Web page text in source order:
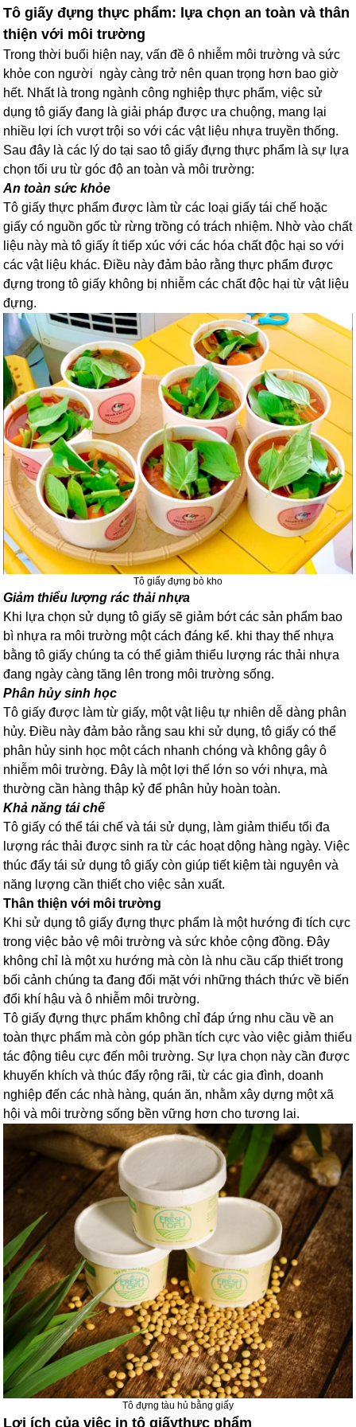
Tô giấy đựng thực phẩm: lựa chọn an toàn và thân
thiện với môi trường
Trong thời buổi hiện nay, vấn đề ô nhiễm môi trường và sức
khỏe con người ngày càng trở nên quan trọng hơn bao giờ
hết. Nhất là trong ngành công nghiệp thực phẩm, việc sử
dụng tô giấy đang là giải pháp được ưa chuộng, mang lại
nhiều lợi ích vượt trội so với các vật liệu nhựa truyền thống.
Sau đây là các lý do tại sao tô giấy đựng thực phẩm là sự lựa
chọn tối ưu từ góc độ an toàn và môi trường:
An toàn sức khỏe
Tô giấy thực phẩm được làm từ các loại giấy tái chế hoặc
giấy có nguồn gốc từ rừng trồng có trách nhiệm. Nhờ vào chất
liệu này mà tô giấy ít tiếp xúc với các hóa chất độc hại so với
các vật liệu khác. Điều này đảm bảo rằng thực phẩm được
đựng trong tô giấy không bị nhiễm các chất độc hại từ vật liệu
đựng.
Tô giấy đựng bò kho
Giảm thiểu lượng rác thải nhựa
Khi lựa chọn sử dụng tô giấy sẽ giảm bớt các sản phẩm bao
bì nhựa ra môi trường một cách đáng kể. khi thay thế nhựa
bằng tô giấy chúng ta có thể giảm thiểu lượng rác thải nhựa
đang ngày càng tăng lên trong môi trường sống.
Phân hủy sinh học
Tô giấy được làm từ giấy, một vật liệu tự nhiên dễ dàng phân
hủy. Điều này đảm bảo rằng sau khi sử dụng, tô giấy có thể
phân hủy sinh học một cách nhanh chóng và không gây ô
nhiễm môi trường. Đây là một lợi thế lớn so với nhựa, mà
thường cần hàng thập kỷ để phân hủy hoàn toàn.
Khả năng tái chế
Tô giấy có thể tái chế và tái sử dụng, làm giảm thiểu tối đa
lượng rác thải được sinh ra từ các hoạt dộng hàng ngày. Việc
thúc đẩy tái sử dụng tô giấy còn giúp tiết kiệm tài nguyên và
năng lượng cần thiết cho việc sản xuất.
Thân thiện với môi trường
Khi sử dụng tô giấy đựng thực phẩm là một hướng đi tích cực
trong việc bảo vệ môi trường và sức khỏe cộng đồng. Đây
không chỉ là một xu hướng mà còn là nhu cầu cấp thiết trong
bối cảnh chúng ta đang đối mặt với những thách thức về biến
đổi khí hậu và ô nhiễm môi trường.
Tô giấy đựng thực phẩm không chỉ đáp ứng nhu cầu về an
toàn thực phẩm mà còn góp phần tích cực vào việc giảm thiểu
tác động tiêu cực đến môi trường. Sự lựa chọn này cần được
khuyến khích và thúc đẩy rộng rãi, từ các gia đình, doanh
nghiệp đến các nhà hàng, quán ăn, nhằm xây dựng một xã
hội và môi trường sống bền vững hơn cho tương lai.
Tô đựng tàu hủ bằng giấy
Lợi ích của việc in tô giấythực phẩm